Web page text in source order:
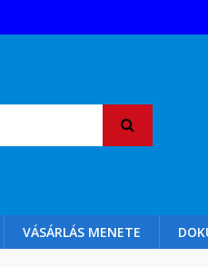
VÁSÁRLÁS MENETE